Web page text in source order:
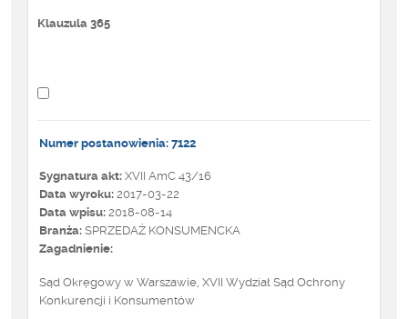
Klauzula 365
Numer postanowienia: 7122
Sygnatura akt: XVII AmC 43/16
Data wyroku: 2017-03-22
Data wpisu: 2018-08-14
Branża: SPRZEDAŻ KONSUMENCKA
Zagadnienie:
Sąd Okręgowy w Warszawie, XVII Wydział Sąd Ochrony
Konkurencji i Konsumentów